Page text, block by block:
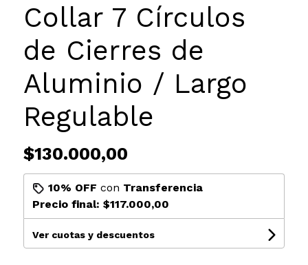
Collar 7 Círculos
de Cierres de
Aluminio / Largo
Regulable
$130.000,00
10% OFF con Transferencia
Precio final: $117.000,00
Ver cuotas y descuentos